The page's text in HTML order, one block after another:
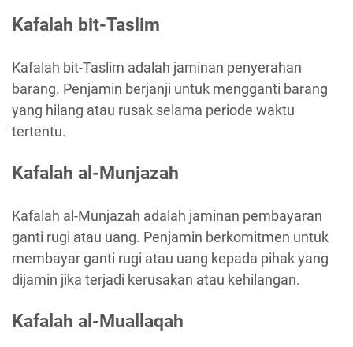
Kafalah bit-Taslim
Kafalah bit-Taslim adalah jaminan penyerahan
barang. Penjamin berjanji untuk mengganti barang
yang hilang atau rusak selama periode waktu
tertentu.
Kafalah al-Munjazah
Kafalah al-Munjazah adalah jaminan pembayaran
ganti rugi atau uang. Penjamin berkomitmen untuk
membayar ganti rugi atau uang kepada pihak yang
dijamin jika terjadi kerusakan atau kehilangan.
Kafalah al-Muallaqah